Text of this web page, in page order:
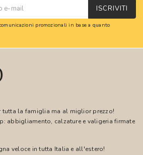
ISCRIVITI
promozionali in base a quanto
tutta la famiglia ma al miglior prezzo!
abbigliamento, calzature e valigeria firmate
veloce in tutta Italia e all'estero!